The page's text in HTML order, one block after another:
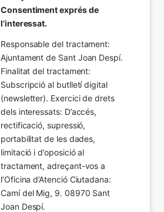
Consentiment exprés de
l’interessat.
Responsable del tractament:
Ajuntament de Sant Joan Despí.
Finalitat del tractament:
Subscripció al butlletí digital
(newsletter). Exercici de drets
dels interessats: D’accés,
rectificació, supressió,
portabilitat de les dades,
limitació i d’oposició al
tractament, adreçant-vos a
l’Oficina d’Atenció Ciutadana:
Camí del Mig, 9. 08970 Sant
Joan Despí.